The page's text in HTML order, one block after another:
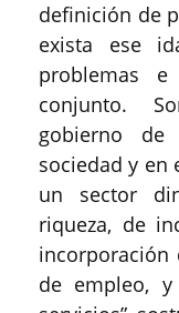
definición de
exista ese
problemas
conjunto.
gobierno de
sociedad y en
un sector
riqueza, de
incorporación
de empleo,